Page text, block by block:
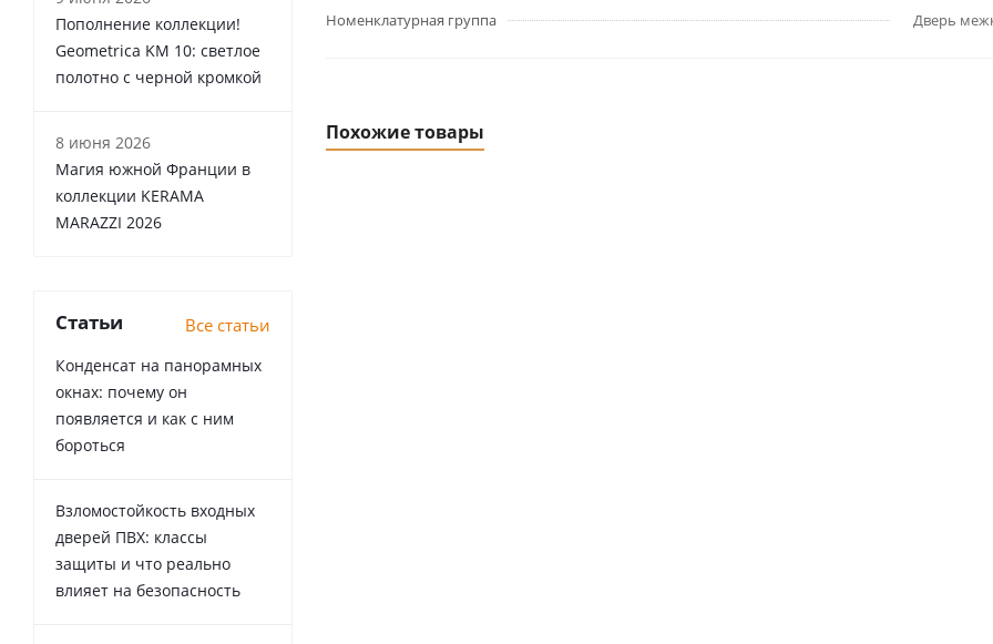
Номенклатурная группа
Дверь
Похожие товары
Пополнение коллекции!
Geometrica KM 10: светлое
полотно с черной кромкой
8 июня 2026
Магия южной Франции в
коллекции KERAMA
MARAZZI 2026
Статьи Все статьи
Конденсат на панорамных
окнах: почему он
появляется и как с ним
бороться
Взломостойкость входных
дверей ПВХ: классы
защиты и что реально
влияет на безопасность